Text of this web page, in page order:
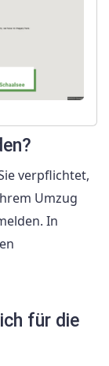
verpflichtet,
Umzug
In
für die